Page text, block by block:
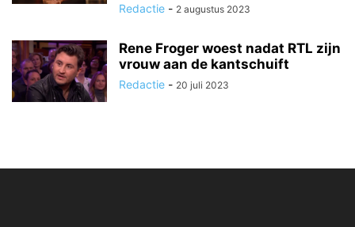
Redactie - 2 augustus 2023
Rene Froger woest nadat RTL zijn
vrouw aan de kantschuift
Redactie - 20 juli 2023